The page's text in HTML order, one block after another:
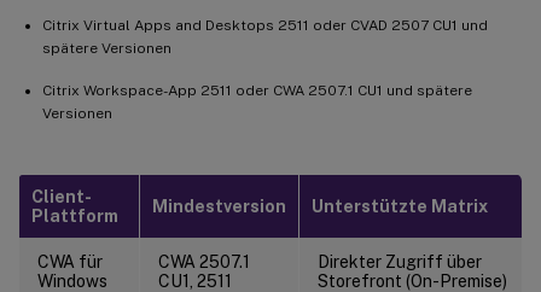
Citrix Virtual Apps and Desktops 2511 oder CVAD 2507 CU1 und
spätere Versionen
Citrix Workspace-App 2511 oder CWA 2507.1 CU1 und spätere
Versionen
Client-
Plattform
Mindestversion Unterstützte Matrix
CWA für
Windows
CWA 2507.1
CU1, 2511
Direkter Zugriff über
Storefront (On-Premise)